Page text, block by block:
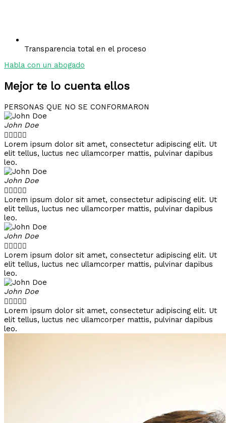
Transparencia total en el proceso
Habla con un abogado
Mejor te lo cuenta ellos
PERSONAS QUE NO SE CONFORMARON
John Doe

Lorem ipsum dolor sit amet, consectetur adipiscing elit. Ut
elit tellus, luctus nec ullamcorper mattis, pulvinar dapibus
leo.
John Doe

Lorem ipsum dolor sit amet, consectetur adipiscing elit. Ut
elit tellus, luctus nec ullamcorper mattis, pulvinar dapibus
leo.
John Doe

Lorem ipsum dolor sit amet, consectetur adipiscing elit. Ut
elit tellus, luctus nec ullamcorper mattis, pulvinar dapibus
leo.
John Doe

Lorem ipsum dolor sit amet, consectetur adipiscing elit. Ut
elit tellus, luctus nec ullamcorper mattis, pulvinar dapibus
leo.